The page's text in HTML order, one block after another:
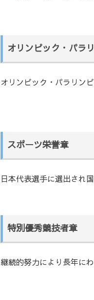
オリンピック・パラ
オリンピック・パラリン
スポーツ栄誉章
日本代表選手に選出され
特別優秀競技者章
継続的努力により長年に